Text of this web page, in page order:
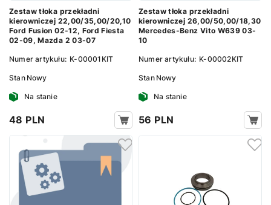
Zestaw tłoka przekładni
kierowniczej 22,00/35,00/20,10
Ford Fusion 02-12, Ford Fiesta
02-09, Mazda 2 03-07
Numer artykułu: K-00001KIT
Stan Nowy
Na stanie
48 PLN
Zestaw tłoka przekładni
kierowniczej 26,00/50,00/18,30
Mercedes-Benz Vito W639 03-
10
Numer artykułu: K-00002KIT
Stan Nowy
Na stanie
56 PLN